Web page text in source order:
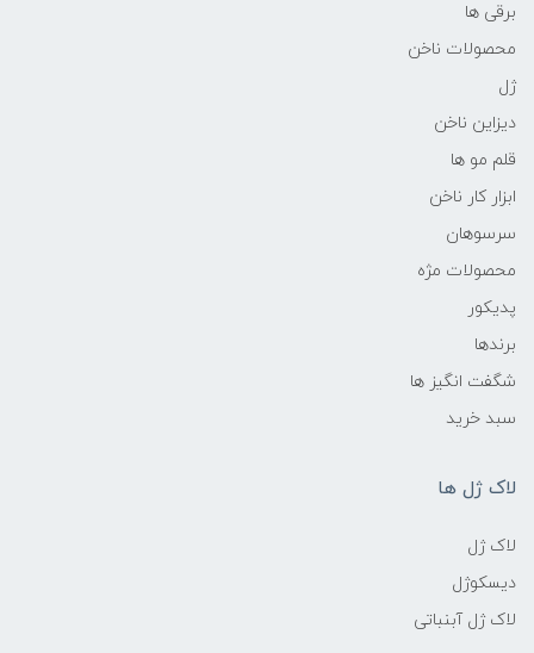
برقی ها
محصولات ناخن
ژل
دیزاین ناخن
قلم مو ها
ابزار کار ناخن
سرسوهان
محصولات مژه
پدیکور
برندها
شگفت انگیز ها
سبد خرید
لاک ژل ها
لاک ژل
دیسکوژل
لاک ژل آبنباتی